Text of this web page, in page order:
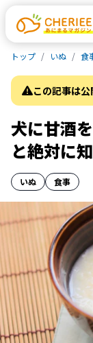
トップ いぬ 食
この記事は公
犬に甘酒
と絶対に
いぬ 食事